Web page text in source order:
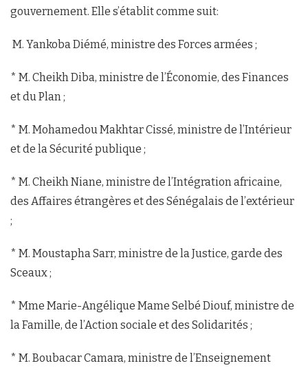
gouvernement. Elle s’établit comme suit:
M. Yankoba Diémé, ministre des Forces armées ;
* M. Cheikh Diba, ministre de l’Économie, des Finances
et du Plan ;
* M. Mohamedou Makhtar Cissé, ministre de l’Intérieur
et de la Sécurité publique ;
* M. Cheikh Niane, ministre de l’Intégration africaine,
des Affaires étrangères et des Sénégalais de l’extérieur
;
* M. Moustapha Sarr, ministre de la Justice, garde des
Sceaux ;
* Mme Marie-Angélique Mame Selbé Diouf, ministre de
la Famille, de l’Action sociale et des Solidarités ;
* M. Boubacar Camara, ministre de l’Enseignement